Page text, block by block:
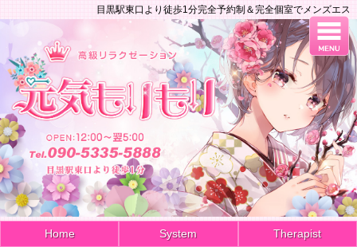
目黒駅東口より徒歩1分完全予約制＆完全個室でメンズエス
Home System Therapist